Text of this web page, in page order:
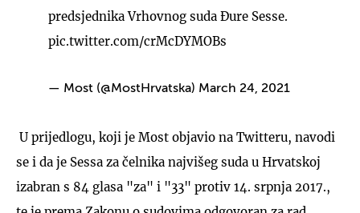
predsjednika Vrhovnog suda Đure Sesse.
pic.twitter.com/crMcDYMOBs
— Most (@MostHrvatska) March 24, 2021
U prijedlogu, koji je Most objavio na Twitteru, navodi
se i da je Sessa za čelnika najvišeg suda u Hrvatskoj
izabran s 84 glasa "za" i "33" protiv 14. srpnja 2017.,